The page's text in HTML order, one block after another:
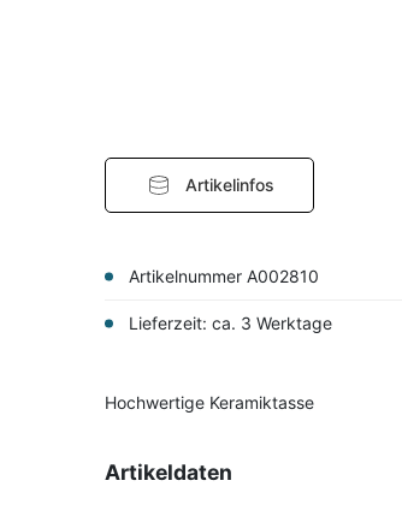
Artikelinfos
Artikelnummer A002810
Lieferzeit: ca. 3 Werktage
Hochwertige Keramiktasse
Artikeldaten